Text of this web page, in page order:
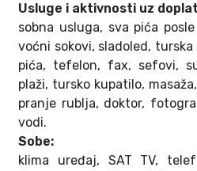
Usluge i aktivnosti uz
sobna usluga, sva pića
voćni sokovi, sladoled,
pića, tefelon, fax, sefovi,
plaži, tursko kupatilo,
pranje rublja, doktor,
vodi.
Sobe:
klima uređaj, SAT TV,